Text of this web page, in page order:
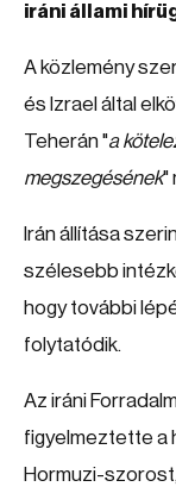
iráni állami
A közlemény
és Izrael által
Teherán "a
megszegésének"
Irán állítása
szélesebb
hogy további
folytatódik.
Az iráni
figyelmeztette a
Hormuzi-